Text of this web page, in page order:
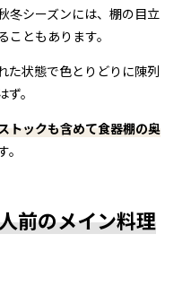
冬シーズンには、棚の目立
ともあります。
た状態で色とりどりに陳列
。
トックも含めて食器棚の奥
。
前のメイン料理